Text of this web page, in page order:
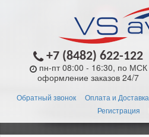
+7 (8482) 622-122
пн-пт 08:00 - 16:30, по МСК
оформление заказов 24/7
Обратный звонок Оплата и Доставка
Регистрация